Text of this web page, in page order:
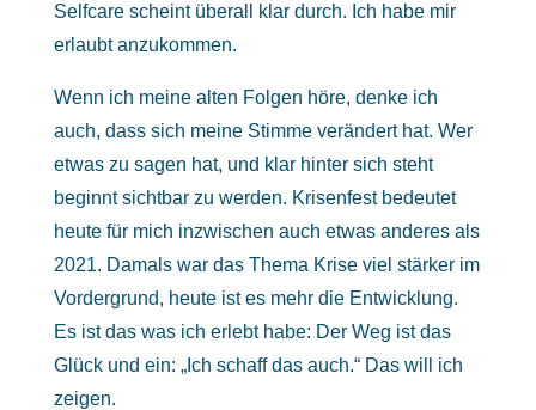
Selfcare scheint überall klar durch. Ich habe mir
erlaubt anzukommen.
Wenn ich meine alten Folgen höre, denke ich
auch, dass sich meine Stimme verändert hat. Wer
etwas zu sagen hat, und klar hinter sich steht
beginnt sichtbar zu werden. Krisenfest bedeutet
heute für mich inzwischen auch etwas anderes als
2021. Damals war das Thema Krise viel stärker im
Vordergrund, heute ist es mehr die Entwicklung.
Es ist das was ich erlebt habe: Der Weg ist das
Glück und ein: „Ich schaff das auch.“ Das will ich
zeigen.